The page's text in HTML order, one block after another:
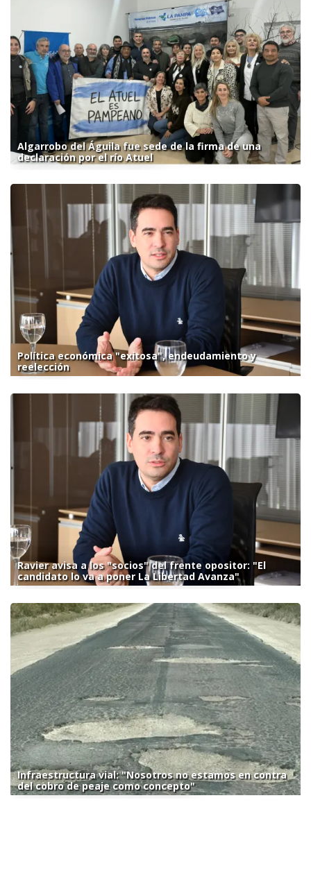
Algarrobo del Águila fue sede de la firma de una
declaración por el río Atuel
Política económica "exitosa", endeudamiento y
reelección
Ravier avisa a los "socios" del frente opositor: "El
candidato lo va a poner La Libertad Avanza"
Infraestructura vial: "Nosotros no estamos en contra
del cobro de peaje como concepto"